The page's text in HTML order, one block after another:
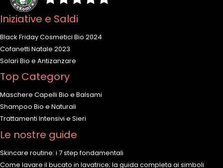
Iniziative e Saldi
Black Friday Cosmetici Bio 2024
Cofanetti Natale 2023
Solari Bio e Antizanzare
Top Category
Maschere Capelli Bio e Balsami
Shampoo Bio e Naturali
Trattamenti Intensivi e Sieri
Le nostre guide
Skincare routine: i 7 step fondamentali
Come lavare il bucato in lavatrice; la guida completa ai simboli